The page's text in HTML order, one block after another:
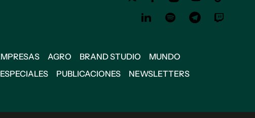
AGRO BRAND STUDIO
MUNDO
PUBLICACIONES
NEWSLETTERS